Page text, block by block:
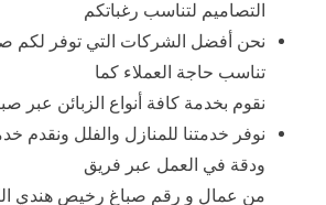
التصاميم لتناسب رغباتكم
نحن أفضل الشركات التي توفر لكم
تناسب حاجة العملاء كما
نقوم بخدمة كافة أنواع الزبائن عبر
نوفر خدمتنا للمنازل والفلل ونقدم
ودقة في العمل عبر فريق
من عمال و رقم صباغ رخيص هندي